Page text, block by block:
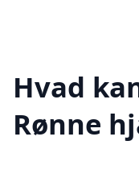
Hvad
Rønne